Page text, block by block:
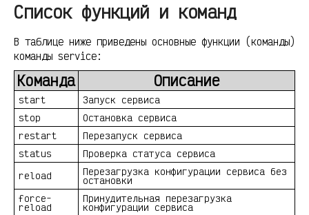
Список функций и команд
В таблице ниже приведены основные функции (команды)
команды service:
Команда Описание
start
Запуск сервиса
stop
Остановка сервиса
restart
Перезапуск сервиса
status
Проверка статуса сервиса
reload
Перезагрузка конфигурации сервиса без
остановки
force-
reload
Принудительная перезагрузка
конфигурации сервиса